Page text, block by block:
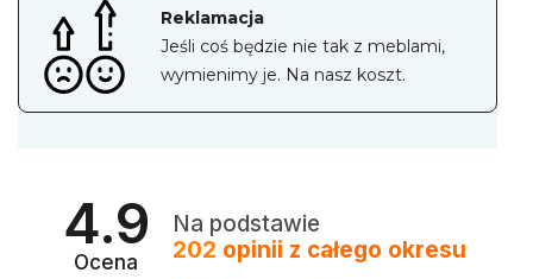
Reklamacja
Jeśli coś będzie nie tak z meblami,
wymienimy je. Na nasz koszt.
4.9
Ocena
Na podstawie
202 opinii z całego okresu